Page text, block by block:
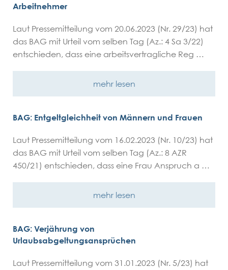
Arbeitnehmer
Laut Pressemitteilung vom 20.06.2023 (Nr. 29/23) hat
das BAG mit Urteil vom selben Tag (Az.: 4 Sa 3/22)
entschieden, dass eine arbeitsvertragliche Reg …
mehr lesen
BAG: Entgeltgleichheit von Männern und Frauen
Laut Pressemitteilung vom 16.02.2023 (Nr. 10/23) hat
das BAG mit Urteil vom selben Tag (Az.: 8 AZR
450/21) entschieden, dass eine Frau Anspruch a …
mehr lesen
BAG: Verjährung von
Urlaubsabgeltungsansprüchen
Laut Pressemitteilung vom 31.01.2023 (Nr. 5/23) hat